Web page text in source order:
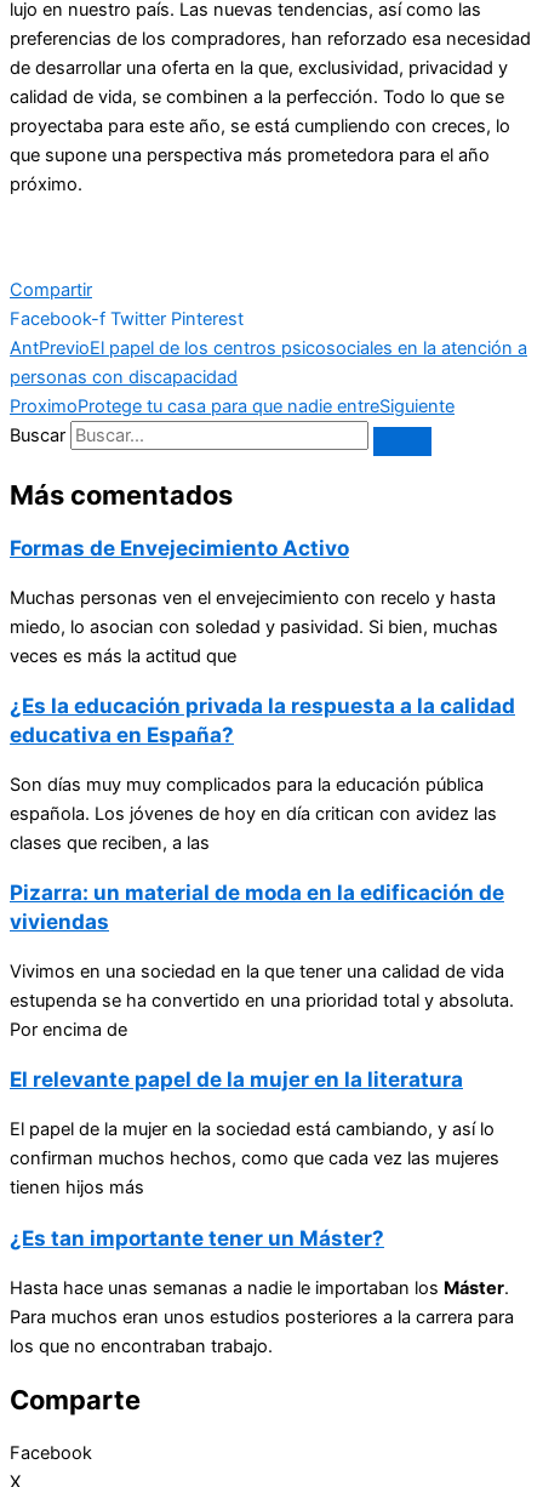
lujo en nuestro país. Las nuevas tendencias, así como las
preferencias de los compradores, han reforzado esa necesidad
de desarrollar una oferta en la que, exclusividad, privacidad y
calidad de vida, se combinen a la perfección. Todo lo que se
proyectaba para este año, se está cumpliendo con creces, lo
que supone una perspectiva más prometedora para el año
próximo.
Compartir
Facebook-f Twitter Pinterest
AntPrevioEl papel de los centros psicosociales en la atención a
personas con discapacidad
ProximoProtege tu casa para que nadie entreSiguiente
Buscar
Más comentados
Formas de Envejecimiento Activo
Muchas personas ven el envejecimiento con recelo y hasta
miedo, lo asocian con soledad y pasividad. Si bien, muchas
veces es más la actitud que
¿Es la educación privada la respuesta a la calidad
educativa en España?
Son días muy muy complicados para la educación pública
española. Los jóvenes de hoy en día critican con avidez las
clases que reciben, a las
Pizarra: un material de moda en la edificación de
viviendas
Vivimos en una sociedad en la que tener una calidad de vida
estupenda se ha convertido en una prioridad total y absoluta.
Por encima de
El relevante papel de la mujer en la literatura
El papel de la mujer en la sociedad está cambiando, y así lo
confirman muchos hechos, como que cada vez las mujeres
tienen hijos más
¿Es tan importante tener un Máster?
Hasta hace unas semanas a nadie le importaban los Máster.
Para muchos eran unos estudios posteriores a la carrera para
los que no encontraban trabajo.
Comparte
Facebook
X